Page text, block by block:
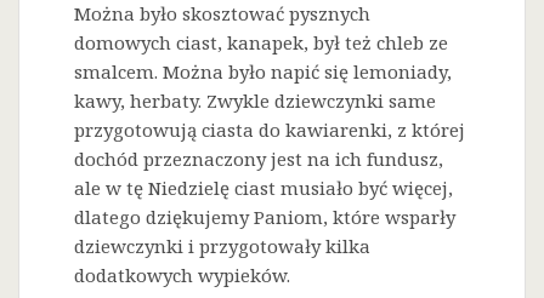
Można było skosztować pysznych
domowych ciast, kanapek, był też chleb ze
smalcem. Można było napić się lemoniady,
kawy, herbaty. Zwykle dziewczynki same
przygotowują ciasta do kawiarenki, z której
dochód przeznaczony jest na ich fundusz,
ale w tę Niedzielę ciast musiało być więcej,
dlatego dziękujemy Paniom, które wsparły
dziewczynki i przygotowały kilka
dodatkowych wypieków.